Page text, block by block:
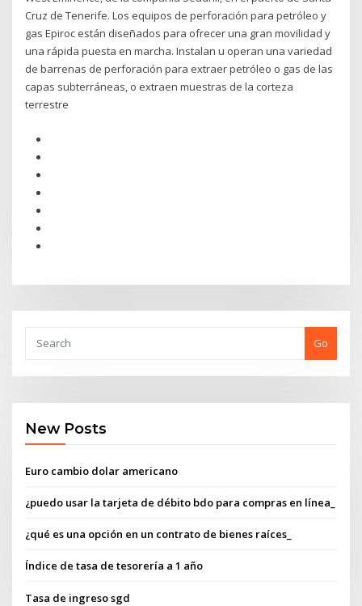
Cruz de Tenerife. Los equipos de perforación para petróleo y
gas Epiroc están diseñados para ofrecer una gran movilidad y
una rápida puesta en marcha. Instalan u operan una variedad
de barrenas de perforación para extraer petróleo o gas de las
capas subterráneas, o extraen muestras de la corteza
terrestre
Go
New Posts
Euro cambio dolar americano
¿puedo usar la tarjeta de débito bdo para compras en línea_
¿qué es una opción en un contrato de bienes raíces_
Índice de tasa de tesorería a 1 año
Tasa de ingreso sgd